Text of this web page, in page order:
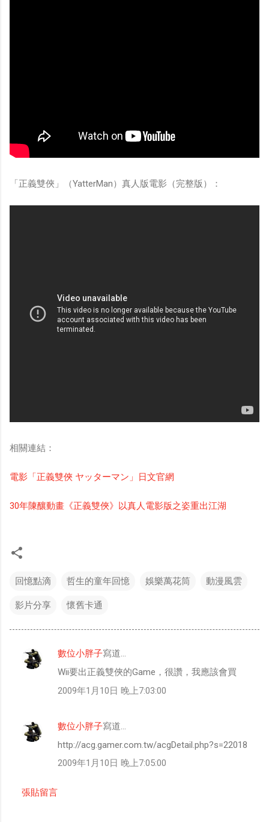
「正義雙俠」（YatterMan）真人版電影（完整版）：
相關連結：
電影「正義雙俠 ヤッターマン」日文官網
30年陳釀動畫《正義雙俠》以真人電影版之姿重出江湖
回憶點滴 哲生的童年回憶 娛樂萬花筒 動漫風雲
影片分享 懷舊卡通
留
數位小胖子寫道…
Wii要出正義雙俠的Game，很讚，我應該會買
2009年1月10日 晚上7:03:00
數位小胖子寫道…
http://acg.gamer.com.tw/acgDetail.php?s=22018
2009年1月10日 晚上7:05:00
張貼留言